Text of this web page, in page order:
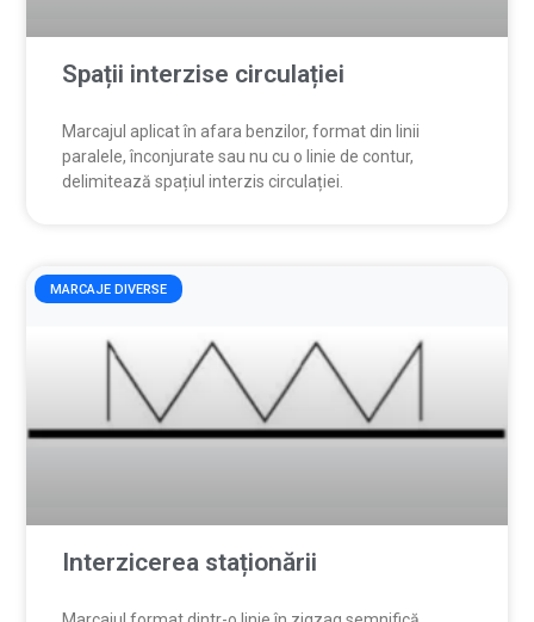
Spații interzise circulației
Marcajul aplicat în afara benzilor, format din linii
paralele, înconjurate sau nu cu o linie de contur,
delimitează spațiul interzis circulației.
MARCAJE DIVERSE
Interzicerea staționării